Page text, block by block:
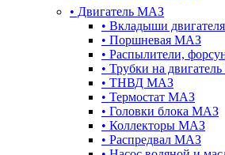
• Двигатель МАЗ
• Вкладыши
• Поршневая МАЗ
• Распылители,
• Трубки на
• ТНВД МАЗ
• Термостат МАЗ
• Головки блока МАЗ
• Коллекторы МАЗ
• Распредвал МАЗ